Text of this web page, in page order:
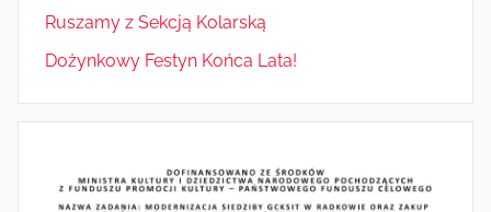
Ruszamy z Sekcją Kolarską
Dożynkowy Festyn Końca Lata!